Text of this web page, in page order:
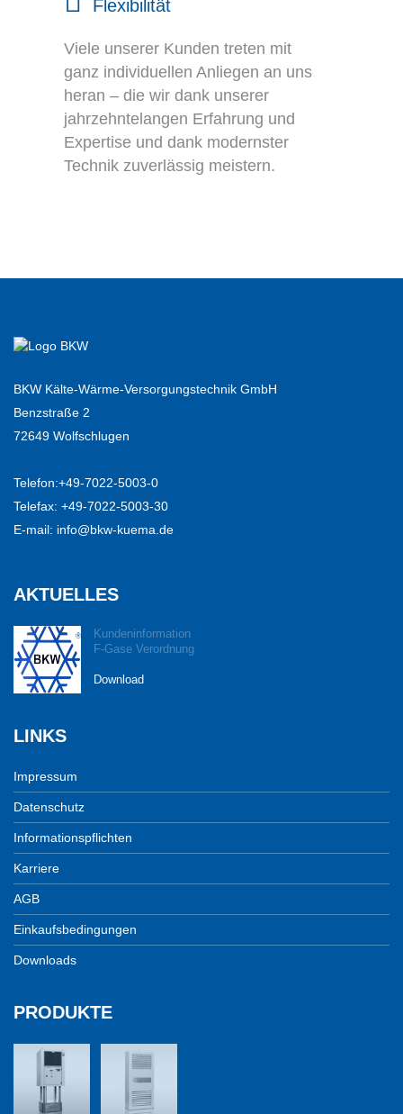
Flexibilität
Viele unserer Kunden treten mit
ganz individuellen Anliegen an uns
heran – die wir dank unserer
jahrzehntelangen Erfahrung und
Expertise und dank modernster
Technik zuverlässig meistern.
BKW Kälte-Wärme-Versorgungstechnik GmbH
Benzstraße 2
72649 Wolfschlugen
Telefon:+49-7022-5003-0
Telefax: +49-7022-5003-30
E-mail: info@bkw-kuema.de
AKTUELLES
Kundeninformation
F-Gase Verordnung
Download
LINKS
Impressum
Datenschutz
Informationspflichten
Karriere
AGB
Einkaufsbedingungen
Downloads
PRODUKTE